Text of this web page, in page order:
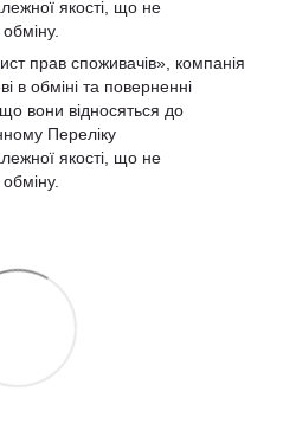
якості, що не
прав споживачів» , компанія
в обміні та поверненні
вони відносяться до
Переліку
якості, що не
.